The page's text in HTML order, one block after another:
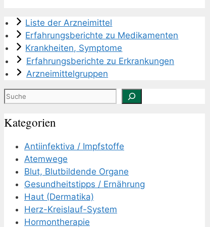
Liste der Arzneimittel
Erfahrungsberichte zu Medikamenten
Krankheiten, Symptome
Erfahrungsberichte zu Erkrankungen
Arzneimittelgruppen
Suchen
Kategorien
Antiinfektiva / Impfstoffe
Atemwege
Blut, Blutbildende Organe
Gesundheitstipps / Ernährung
Haut (Dermatika)
Herz-Kreislauf-System
Hormontherapie